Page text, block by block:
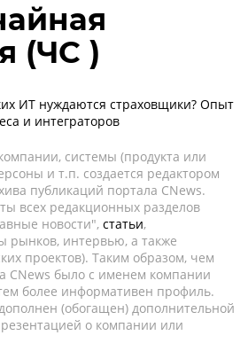
(ЧС )
ИТ нуждаются страховщики? Опыт
и интеграторов
системы (продукта или
и т.п. создается редактором
публикаций портала CNews.
всех редакционных разделов
новости", статьи,
рынков, интервью, а также
проектов). Таким образом, чем
CNews было с именем компании
более информативен профиль.
(обогащен) дополнительной
о компании или